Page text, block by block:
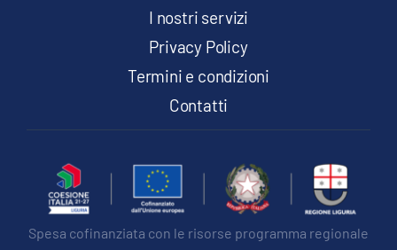
I nostri servizi
Privacy Policy
Termini e condizioni
Contatti
Spesa cofinanziata con le risorse programma regionale